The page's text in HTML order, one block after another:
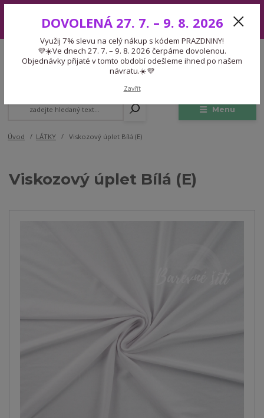
7. – 9. 8. 2026 čerpáme dovolenou. Objednávky přijaté v tomto období
odešleme ihned po našem návratu.☀️💜
Menu
CZK
Expedice 775 866 913
Po-Čt 9-15:30 Pá 9-14:30 Pauza 13-13:45
Úvod LÁTKY Viskozový úplet Bílá (E)
Viskozový úplet Bílá (E)
DOVOLENÁ 27. 7. – 9. 8. 2026
Využij 7% slevu na celý nákup s kódem PRAZDNINY!
💜☀️Ve dnech 27. 7. – 9. 8. 2026 čerpáme dovolenou.
Objednávky přijaté v tomto období odešleme ihned po našem
návratu.☀️💜
Zavřít